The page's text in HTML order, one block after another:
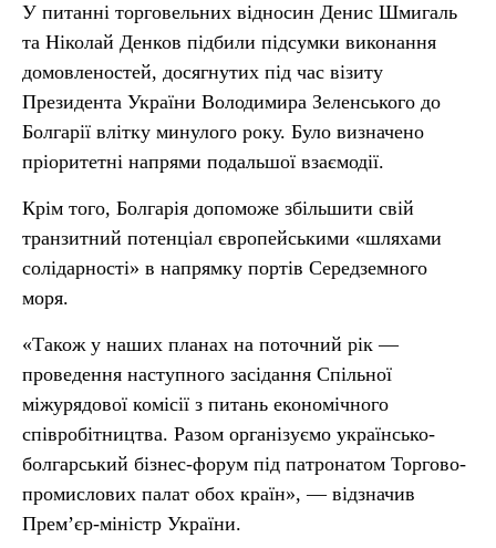
У питанні торговельних відносин Денис Шмигаль
та Ніколай Денков підбили підсумки виконання
домовленостей, досягнутих під час візиту
Президента України Володимира Зеленського до
Болгарії влітку минулого року. Було визначено
пріоритетні напрями подальшої взаємодії.
Крім того, Болгарія допоможе збільшити свій
транзитний потенціал європейськими «шляхами
солідарності» в напрямку портів Середземного
моря.
«Також у наших планах на поточний рік —
проведення наступного засідання Спільної
міжурядової комісії з питань економічного
співробітництва. Разом організуємо українсько-
болгарський бізнес-форум під патронатом Торгово-
промислових палат обох країн», — відзначив
Прем’єр-міністр України.